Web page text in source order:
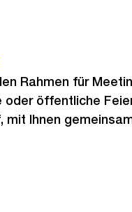
Rahmen für
oder öffentliche
mit Ihnen